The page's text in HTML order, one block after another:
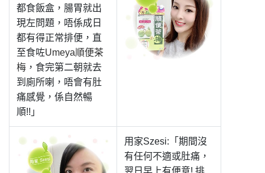
都食飯盒，腸胃就出
現左問題，唔係成日
都有得正常排便，直
至食咗Umeya順便茶
梅 ，食完第二朝就去
到廁所喇，唔會有肚
痛感覺，係自然暢
順!!」
用家Szesi:「期間沒
有任何不適或肚痛，
翌日早上有便意! 排